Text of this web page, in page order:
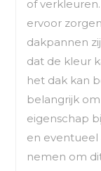
of
ervoor
dakpannen
dat de kleur
het dak kan
belangrijk
eigenschap
en
nemen om